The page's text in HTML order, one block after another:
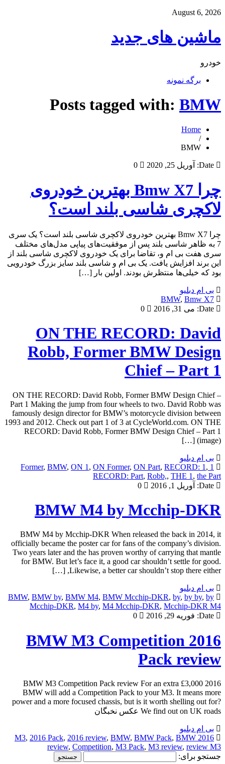
August 6, 2026
ماشین های جدید
خودرو
برگه نمونه
Posts tagged with: BMW
Home
/
BMW
Date: آوریل 25, 2020 0
چرا Bmw X7 بهترین خودروی
لاکچری شاسی بلند است؟
چرا Bmw X7 بهترین خودروی لاکچری شاسی بلند است؟ یک سری
7 به ظاهر شاسی بلند پس از موفقیت‌های پیاپی مدل‌های مختلف
سری هفت بی ام و، تقاضا برای یک خودروی لاکچری شاسی بلند از
این برند افزایش یافت. یک بی‌ ام‌ و شاسی بلند سایز بزرگ خودرویی
بود که خیلی‌ها منتظرش بودند. اولین بار […]
بی ام دبلیو
BMW, Bmw X7
Date: می 31, 2016 0
ON THE RECORD: David
Robb, Former BMW Design
Chief – Part 1
ON THE RECORD: David Robb, Former BMW Design Chief –
Part 1 Making the jump from four wheels to two. David Robb was
famously design director for BMW’s motorcycle division between
1993 and 2012. Check out part 1 of 3 at CycleWorld.com. ON THE
RECORD: David Robb, Former BMW Design Chief – Part 1
(image) […]
بی ام دبلیو
1 Former
, BMW, ON 1 , ON Former, ON Part, RECORD: 1 ,
RECORD: Part, Robb,, THE 1 , the Part
Date:
آوریل 1, 2016 0
BMW M4 by Mcchip-DKR
BMW M4 by Mcchip-DKR When released the back in 2014, it
officially became the poster car for fans of the company’s division.
Two years later and the has proven worthy of carrying that mantle
for BMW. But let’s face it, a good car shouldn’t settle for good.
Likewise, a better car shouldn’t stop there either, […]
بی ام دبلیو
BMW, BMW by, BMW M4, BMW Mcchip-DKR, by, by by, by
Mcchip-DKR, M4 by, M4 Mcchip-DKR, Mcchip-DKR M4
Date: فوریه 29, 2016 0
2016 BMW M3 Competition
Pack review
2016 BMW M3 Competition Pack review For an extra £3,000
BMW will add a Competition Pack to your M3. It means more
power and a more focused chassis, but is it worth shelling out for?
We find out on UK roads عکس نخبگان
بی ام دبلیو
2016 M3
, 2016 Pack, 2016 review, BMW, BMW Pack, BMW
review, Competition, M3 Pack, M3 review, review M3
جستجو برای: